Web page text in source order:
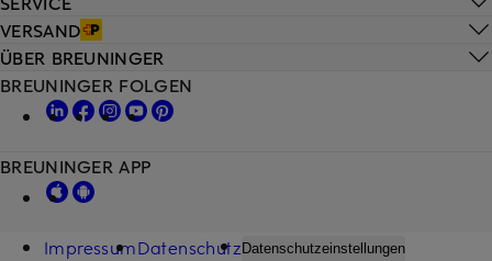
VERSAND
ÜBER BREUNINGER
BREUNINGER FOLGEN
BREUNINGER APP
ImpressumDatenschutz Datenschutzeinstellungen